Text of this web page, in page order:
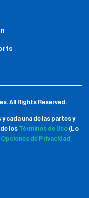
All Rights Reserved.
cada una de las partes y
los Términos de Uso(Lo
Opciones de Privacidad .